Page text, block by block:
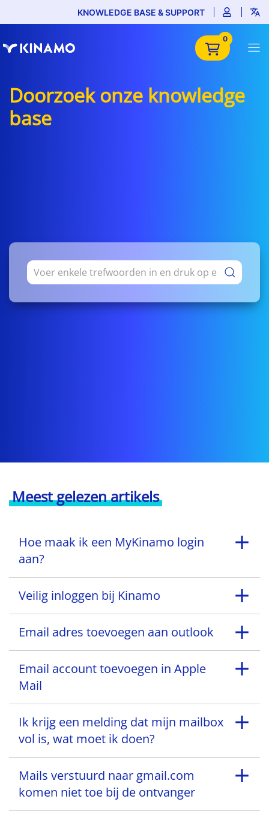
KNOWLEDGE BASE & SUPPORT
0
Doorzoek onze knowledge
base
Meest gelezen artikels
Hoe maak ik een MyKinamo login
aan?
Veilig inloggen bij Kinamo
Email adres toevoegen aan outlook
Email account toevoegen in Apple
Mail
Ik krijg een melding dat mijn mailbox
vol is, wat moet ik doen?
Mails verstuurd naar gmail.com
komen niet toe bij de ontvanger